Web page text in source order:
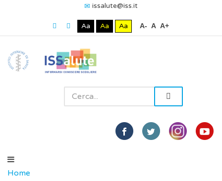
issalute@iss.it
Aa Aa Aa A- A A+
Home